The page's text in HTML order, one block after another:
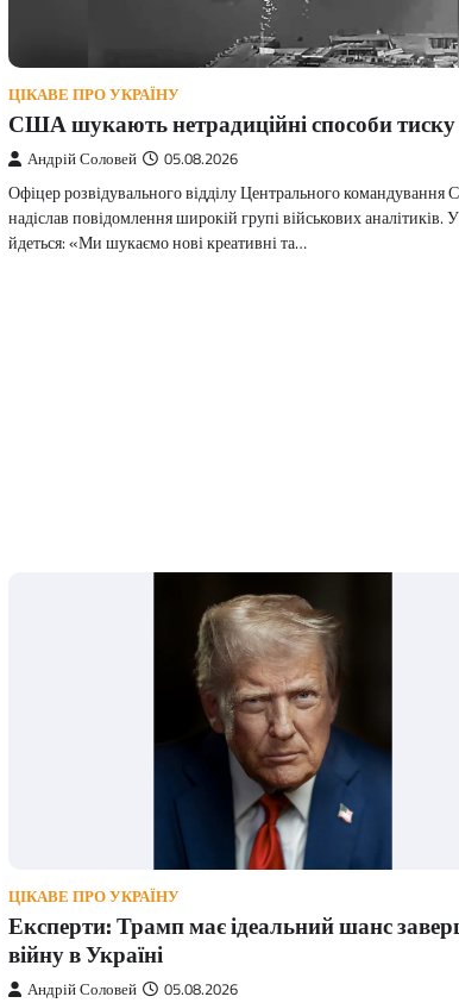
ЦІКАВЕ ПРО УКРАЇНУ
США шукають нетрадиційні способи тиску
Андрій Соловей 05.08.2026
Офіцер розвідувального відділу Центрального
надіслав повідомлення широкій групі військових аналітиків.
йдеться: «Ми шукаємо нові креативні та…
ЦІКАВЕ ПРО УКРАЇНУ
Експерти: Трамп має ідеальний шанс
війну в Україні
Андрій Соловей 05.08.2026